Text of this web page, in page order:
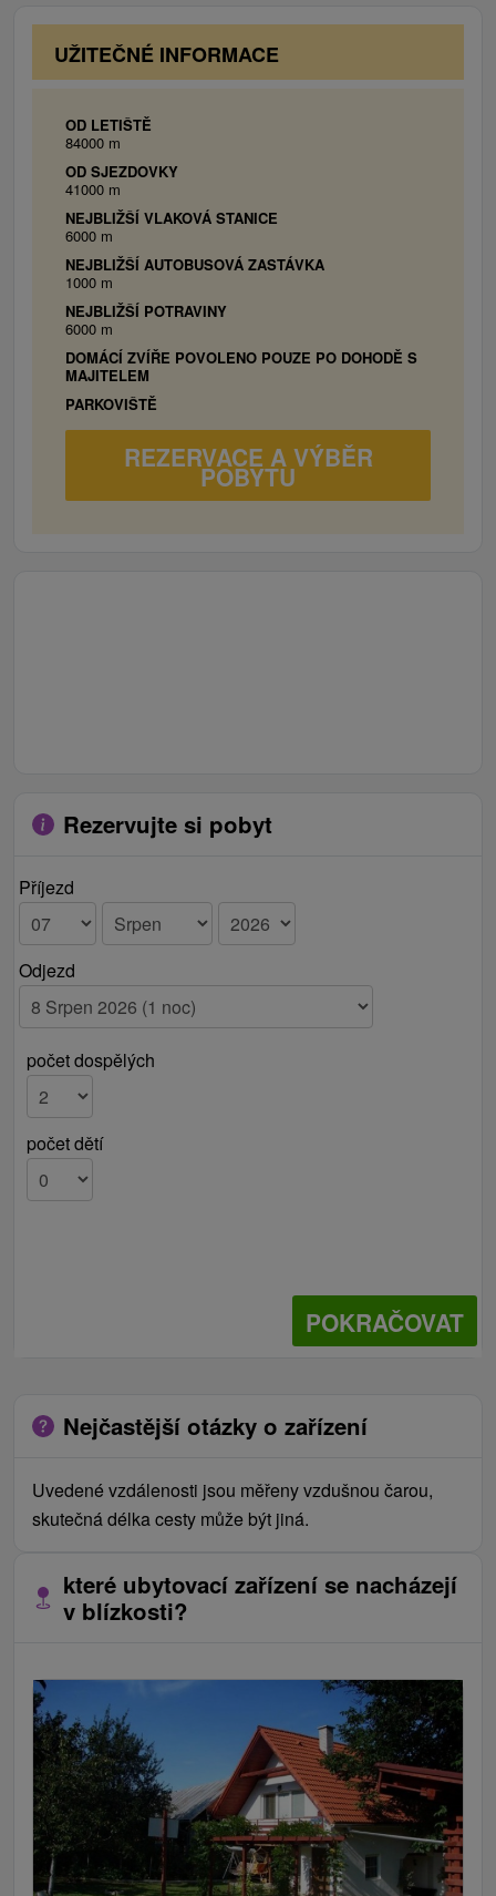
pozornosť bohatosťou a rôznorodosťou aragonitovej
výplne i svojráznym vznikom a vývojom podzemných
parný valec, Kalváriu alebo Kostol Zvestovania Panny
Márie v obci Chyžné.
pracovný stôl, WiFi.
UŽITEČNÉ INFORMACE
OD LETIŠTĚ
84000 m
OD SJEZDOVKY
41000 m
NEJBLIŽŠÍ VLAKOVÁ STANICE
6000 m
NEJBLIŽŠÍ AUTOBUSOVÁ ZASTÁVKA
1000 m
NEJBLIŽŠÍ POTRAVINY
6000 m
DOMÁCÍ ZVÍŘE POVOLENO POUZE PO DOHODĚ S
MAJITELEM
PARKOVIŠTĚ
REZERVACE A VÝBĚR
POBYTU
Rezervujte si pobyt
Příjezd
Odjezd
počet dospělých
počet dětí
POKRAČOVAT
Nejčastější otázky o zařízení
Uvedené vzdálenosti jsou měřeny vzdušnou čarou,
skutečná délka cesty může být jiná.
které ubytovací zařízení se nacházejí
v blízkosti?